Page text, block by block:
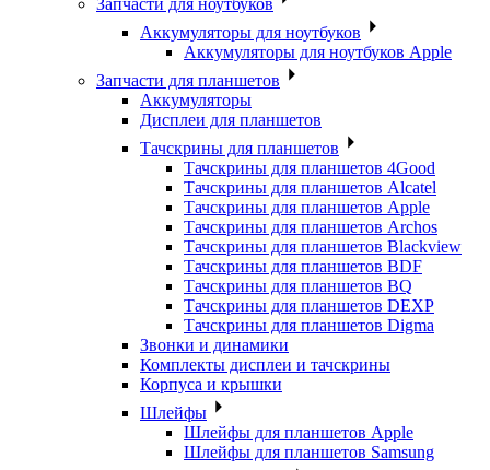
Запчасти для ноутбуков
Аккумуляторы для ноутбуков
Аккумуляторы для ноутбуков Apple
Запчасти для планшетов
Аккумуляторы
Дисплеи для планшетов
Тачскрины для планшетов
Тачскрины для планшетов 4Good
Тачскрины для планшетов Alcatel
Тачскрины для планшетов Apple
Тачскрины для планшетов Archos
Тачскрины для планшетов Blackview
Тачскрины для планшетов BDF
Тачскрины для планшетов BQ
Тачскрины для планшетов DEXP
Тачскрины для планшетов Digma
Звонки и динамики
Комплекты дисплеи и тачскрины
Корпуса и крышки
Шлейфы
Шлейфы для планшетов Apple
Шлейфы для планшетов Samsung